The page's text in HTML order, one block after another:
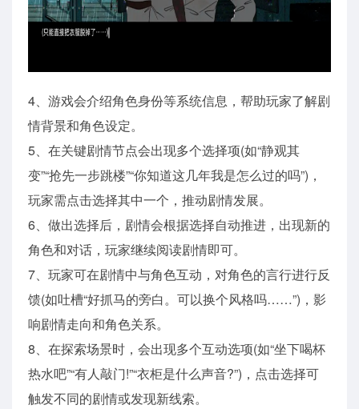
4、游戏会介绍角色身份等系统信息，帮助玩家了解剧
情背景和角色设定。
5、在关键剧情节点会出现多个选择项(如“静观其
变”“抢先一步跳楼”“你知道这几年我是怎么过的吗”)，
玩家需点击选择其中一个，推动剧情发展。
6、做出选择后，剧情会根据选择自动推进，出现新的
角色和对话，玩家继续阅读剧情即可。
7、玩家可在剧情中与角色互动，对角色的言行进行反
馈(如吐槽“好抓马的旁白。可以换个风格吗……”)，影
响剧情走向和角色关系。
8、在探索场景时，会出现多个互动选项(如“坐下喝杯
热水吧”“有人敲门!”“衣柜是什么声音?”)，点击选择可
触发不同的剧情或发现新线索。